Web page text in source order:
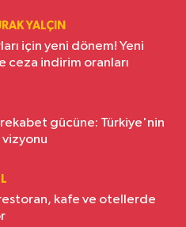
YALÇIN
için yeni dönem! Yeni
ceza indirim oranları
gücüne: Türkiye'nin
kafe ve otellerde